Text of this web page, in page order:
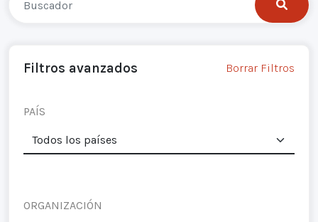
Filtros avanzados Borrar Filtros
PAÍS
ORGANIZACIÓN